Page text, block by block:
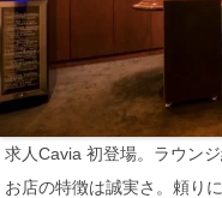
求人Cavia 初登場。ラウン
お店の特徴は誠実さ。頼り